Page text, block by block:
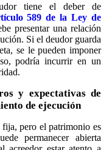
tiene el deber de
589 de la Ley de
presentar una relación
Si el deudor guarda
se le pueden imponer
podría incurrir en un
y expectativas de
de ejecución
pero el patrimonio es
permanecer abierta